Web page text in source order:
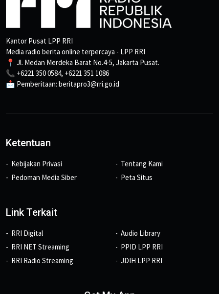
Kantor Pusat LPP RRI
Media radio berita online terpercaya - LPP RRI
📍 Jl. Medan Merdeka Barat No.4-5, Jakarta Pusat.
📞 +6221 350 0584, +6221 351 1086
📩 Pemberitaan: beritapro3@rri.go.id
Ketentuan
Kebijakan Privasi
Pedoman Media Siber
Tentang Kami
Peta Situs
Link Terkait
RRI Digital
RRI NET Streaming
RRI Radio Streaming
Audio Library
PPID LPP RRI
JDIH LPP RRI